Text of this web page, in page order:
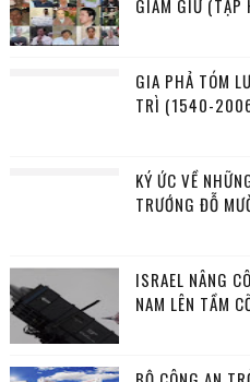
GIAM GIỮ (TẬP
GIA PHẢ TÓM
TRÌ (1540-
KÝ ỨC VỀ
TRƯỚNG ĐỖ
ISRAEL NÂNG
NAM LÊN TẦM